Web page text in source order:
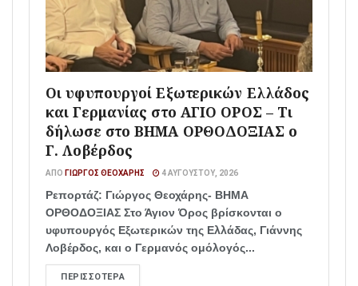
Οι υφυπουργοί Εξωτερικών Ελλάδος
και Γερμανίας στο ΑΓΙΟ ΟΡΟΣ – Τι
δήλωσε στο ΒΗΜΑ ΟΡΘΟΔΟΞΙΑΣ ο
Γ. Λοβέρδος
ΑΠΌ ΓΙΏΡΓΟΣ ΘΕΟΧΆΡΗΣ 4 ΑΥΓΟΎΣΤΟΥ, 2026
Ρεπορτάζ: Γιώργος Θεοχάρης- ΒΗΜΑ
ΟΡΘΟΔΟΞΙΑΣ Στο Άγιον Όρος βρίσκονται ο
υφυπουργός Εξωτερικών της Ελλάδας, Γιάννης
Λοβέρδος, και ο Γερμανός ομόλογός...
ΠΕΡΙΣΣΌΤΕΡΑ